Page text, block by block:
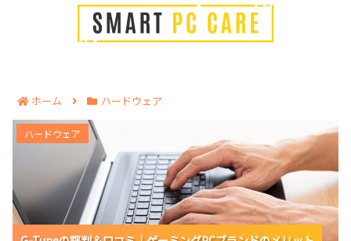
ホーム ハードウェア
G-Tuneの評判＆口コミ｜ゲーミングPCブランドのメリ
ットと注意点を整理！
ハードウェア